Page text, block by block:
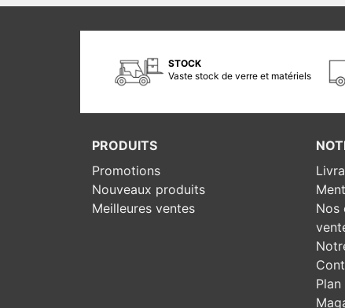
STOCK
Vaste stock de verre et matériels
PRODUITS
Promotions
Nouveaux produits
Meilleures ventes
Nos